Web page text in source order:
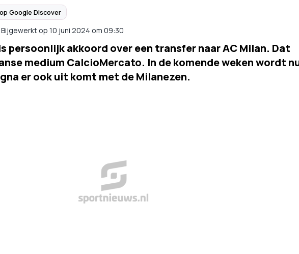
Google Discover
Bijgewerkt op 10 juni 2024 om 09:30
persoonlijk akkoord over een transfer naar AC Milan. Dat
medium CalcioMercato. In de komende weken wordt
er ook uit komt met de Milanezen.